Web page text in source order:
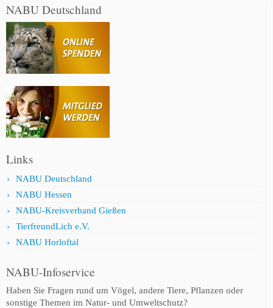
NABU Deutschland
Links
NABU Deutschland
NABU Hessen
NABU-Kreisverband Gießen
TierfreundLich e.V.
NABU Horloftal
NABU-Infoservice
Haben Sie Fragen rund um Vögel, andere Tiere, Pflanzen oder
sonstige Themen im Natur- und Umweltschutz?